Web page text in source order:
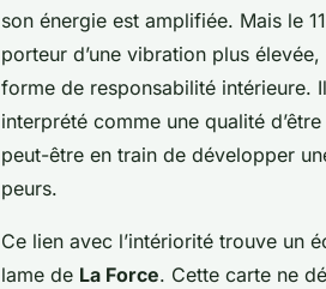
son énergie est amplifiée. Mais le
porteur d’une vibration plus
forme de responsabilité intérieure.
interprété comme une qualité
peut-être en train de développer
peurs.
Ce lien avec l’intériorité trouve un
lame de La Force. Cette carte ne